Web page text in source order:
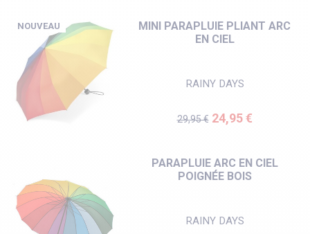
MINI PARAPLUIE PLIANT ARC
EN CIEL
RAINY DAYS
Prix de base
29,95 € Prix
24,95 €
NOUVEAU
PARAPLUIE ARC EN CIEL
POIGNÉE BOIS
RAINY DAYS